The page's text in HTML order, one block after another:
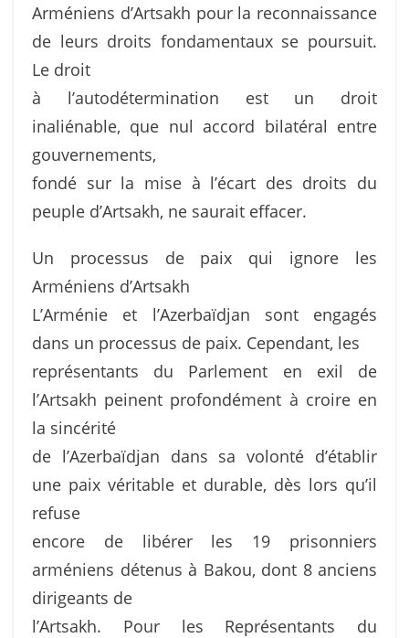
Arméniens d’Artsakh pour la reconnaissance
de leurs droits fondamentaux se poursuit.
Le droit
à l’autodétermination est un droit
inaliénable, que nul accord bilatéral entre
gouvernements,
fondé sur la mise à l’écart des droits du
peuple d’Artsakh, ne saurait effacer.
Un processus de paix qui ignore les
Arméniens d’Artsakh
L’Arménie et l’Azerbaïdjan sont engagés
dans un processus de paix. Cependant, les
représentants du Parlement en exil de
l’Artsakh peinent profondément à croire en
la sincérité
de l’Azerbaïdjan dans sa volonté d’établir
une paix véritable et durable, dès lors qu’il
refuse
encore de libérer les 19 prisonniers
arméniens détenus à Bakou, dont 8 anciens
dirigeants de
l’Artsakh. Pour les Représentants du